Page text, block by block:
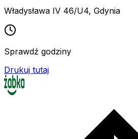
Władysława IV 46/U4, Gdynia
Sprawdź godziny
Drukuj tutaj